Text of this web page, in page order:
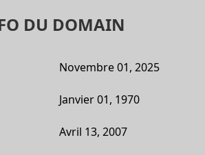
DU DOMAIN
Novembre 01, 2025
Janvier 01, 1970
Avril 13, 2007